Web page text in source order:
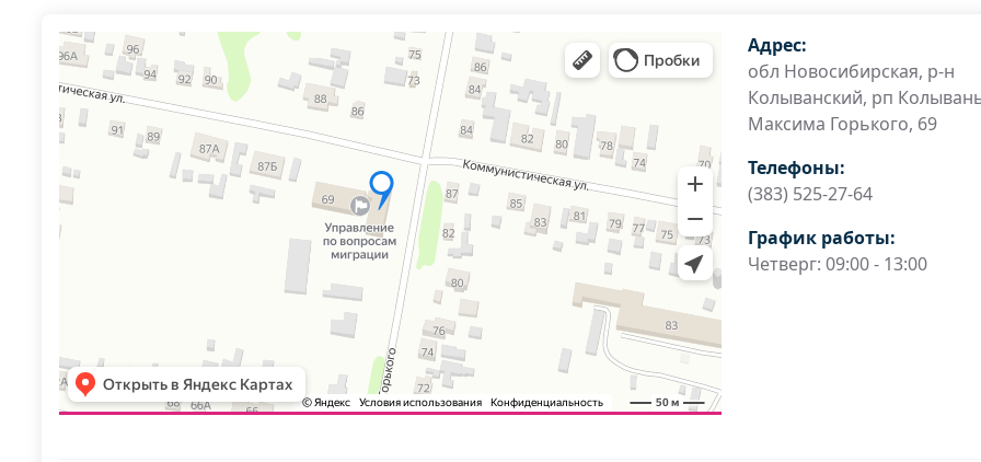
Адрес:
обл Новосибирская, р-н
Колыванский, рп
Максима Горького, 69
Телефоны:
(383) 525-27-64
График работы:
Четверг: 09:00 - 13:00